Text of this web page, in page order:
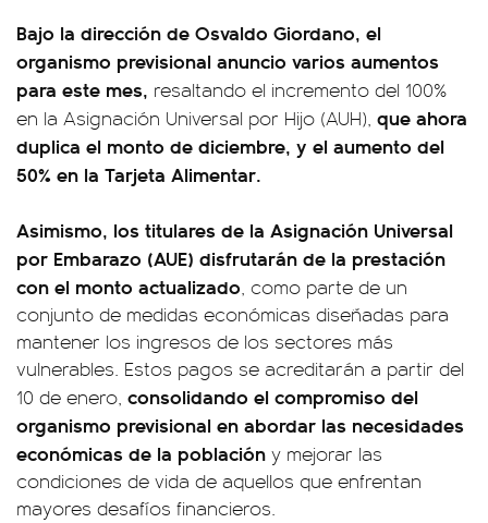
Bajo la dirección de Osvaldo Giordano, el
organismo previsional anuncio varios aumentos
para este mes, resaltando el incremento del 100%
en la Asignación Universal por Hijo (AUH), que ahora
duplica el monto de diciembre, y el aumento del
50% en la Tarjeta Alimentar.
Asimismo, los titulares de la Asignación Universal
por Embarazo (AUE) disfrutarán de la prestación
con el monto actualizado, como parte de un
conjunto de medidas económicas diseñadas para
mantener los ingresos de los sectores más
vulnerables. Estos pagos se acreditarán a partir del
10 de enero, consolidando el compromiso del
organismo previsional en abordar las necesidades
económicas de la población y mejorar las
condiciones de vida de aquellos que enfrentan
mayores desafíos financieros.